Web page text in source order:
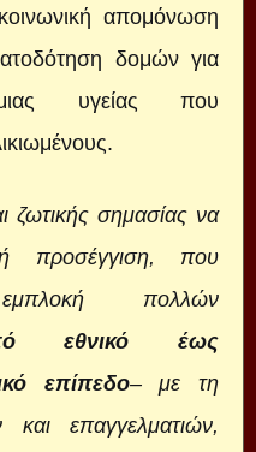
απομόνωση
δομών για
υγείας που
ζωτικής σημασίας να
προσέγγιση, που
πολλών
εθνικό έως
επίπεδο– με τη
και επαγγελματιών,